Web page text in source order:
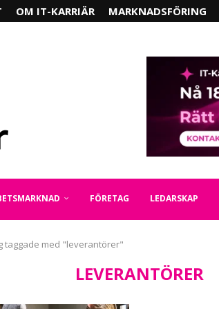
OM IT-KARRIÄR MARKNADSFÖRING
FÖRETAG LEDARSKAP
taggade med "leverantörer"
LEVERANTÖRER